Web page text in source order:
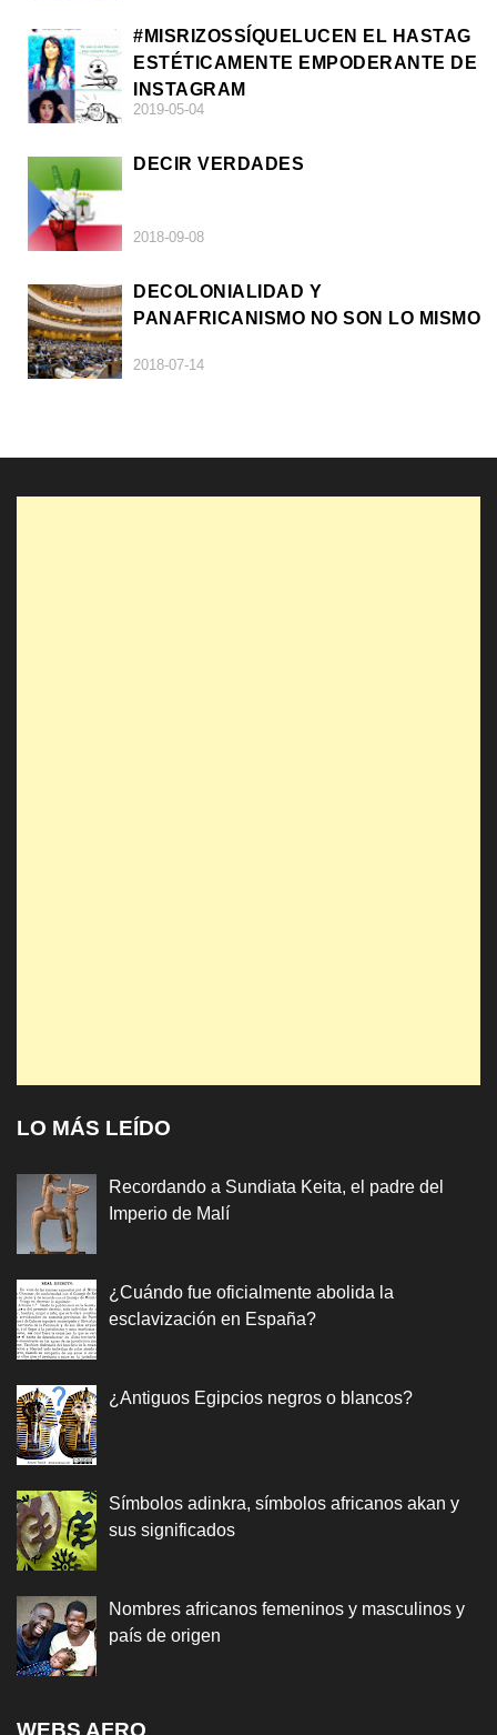
#MISRIZOSSÍQUELUCEN EL HASTAG
ESTÉTICAMENTE EMPODERANTE DE
INSTAGRAM
2019-05-04
DECIR VERDADES
2018-09-08
DECOLONIALIDAD Y
PANAFRICANISMO NO SON LO MISMO
2018-07-14
LO MÁS LEÍDO
Recordando a Sundiata Keita, el padre del
Imperio de Malí
¿Cuándo fue oficialmente abolida la
esclavización en España?
¿Antiguos Egipcios negros o blancos?
Símbolos adinkra, símbolos africanos akan y
sus significados
Nombres africanos femeninos y masculinos y
país de origen
WEBS AFRO